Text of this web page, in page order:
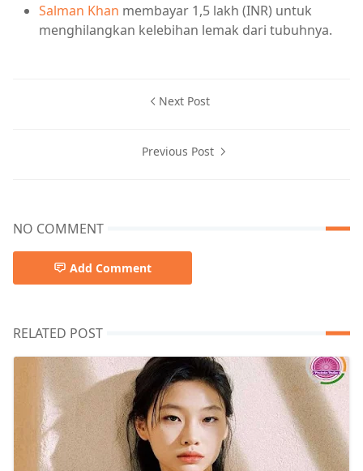
Salman Khan membayar 1,5 lakh (INR) untuk
menghilangkan kelebihan lemak dari tubuhnya.
Next Post
Previous Post
NO COMMENT
Add Comment
RELATED POST